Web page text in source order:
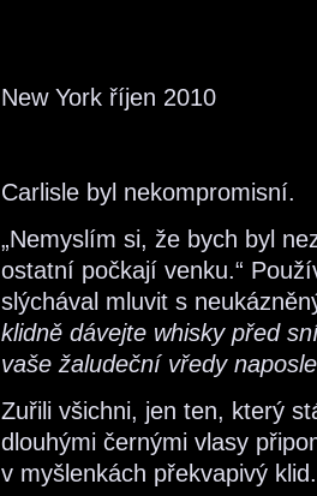
New York říjen 2010
Carlisle byl nekompromisní.
„Nemyslím si, že bych byl
ostatní počkají venku.“
slýchával mluvit s
klidně dávejte whisky před
vaše žaludeční vředy
Zuřili všichni, jen ten, který
dlouhými černými vlasy
v myšlenkách překvapivý